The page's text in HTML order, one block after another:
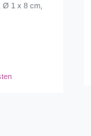
Ø 1 x 8 cm,